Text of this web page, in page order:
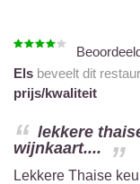
Els beveelt dit
prijs/kwaliteit
lekkere
wijnkaart....
Lekkere Thaise